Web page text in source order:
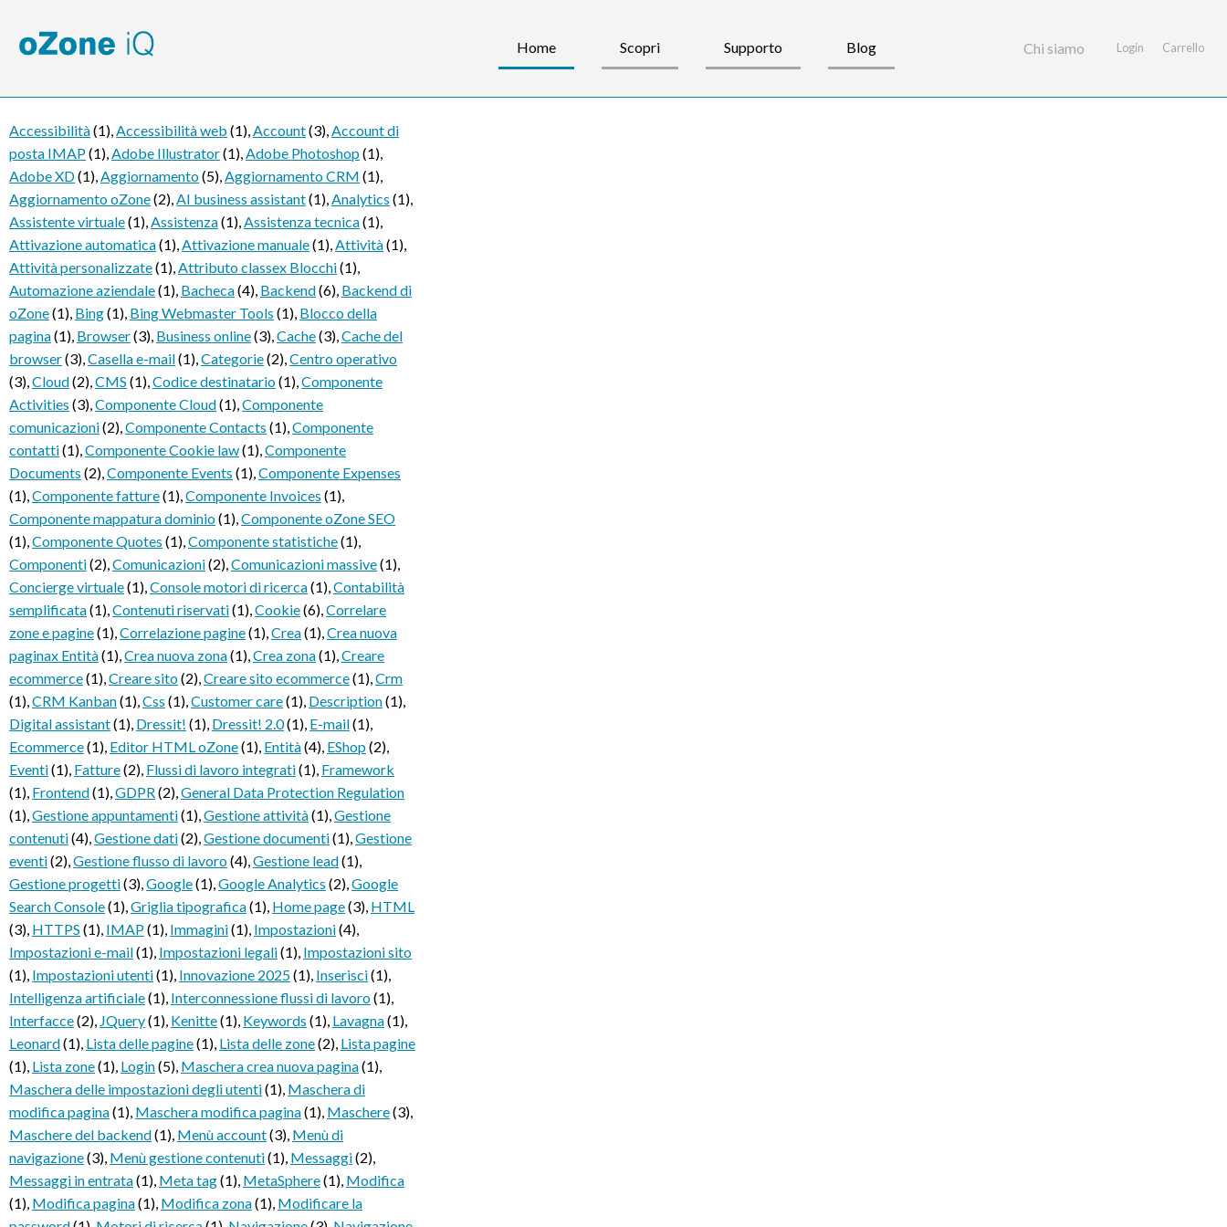
Home Scopri Supporto Blog Chi siamo Login Carrello
Accessibilità(1),Accessibilità web (1),Account(3),Account di
posta IMAP(1),Adobe Illustrator(1),Adobe Photoshop(1),
Adobe XD(1),Aggiornamento(5),Aggiornamento CRM (1),
Aggiornamento oZone(2),AI business assistant(1),Analytics (1),
Assistente virtuale(1),Assistenza(1),Assistenza tecnica(1),
Attivazione automatica(1),Attivazione manuale(1),Attività(1),
Attività personalizzate(1),Attributo classex Blocchi(1),
Automazione aziendale(1), Bacheca(4), Backend(6), Backend di
oZone(1), Bing(1), Bing Webmaster Tools (1), Blocco della
pagina(1), Browser(3), Business online(3),Cache(3),Cache del
browser(3),Casella e-mail(1),Categorie(2),Centro operativo
(3),Cloud(2),CMS (1),Codice destinatario(1),Componente
Activities (3),Componente Cloud(1),Componente
comunicazioni(2),Componente Contacts (1),Componente
contatti(1),Componente Cookie law(1),Componente
Documents (2),Componente Events (1),Componente Expenses
(1),Componente fatture(1),Componente Invoices (1),
Componente mappatura dominio(1),Componente oZone SEO
(1),Componente Quotes (1),Componente statistiche(1),
Componenti(2),Comunicazioni(2),Comunicazioni massive(1),
Concierge virtuale(1),Console motori di ricerca(1),Contabilità
semplificata(1),Contenuti riservati(1),Cookie(6),Correlare
zone e pagine(1),Correlazione pagine(1),Crea(1),Crea nuova
paginax Entità(1),Crea nuova zona(1),Crea zona(1),Creare
ecommerce(1),Creare sito(2),Creare sito ecommerce(1),Crm
(1),CRM Kanban(1),Css (1),Customer care(1), Description(1),
Digital assistant(1), Dressit! (1), Dressit! 2.0(1), E-mail(1),
Ecommerce(1), Editor HTML oZone(1), Entità(4), EShop(2),
Eventi(1), Fatture(2), Flussi di lavoro integrati(1), Framework
(1), Frontend(1),GDPR(2),General Data Protection Regulation
(1),Gestione appuntamenti(1),Gestione attività(1),Gestione
contenuti(4),Gestione dati(2),Gestione documenti(1),Gestione
eventi(2),Gestione flusso di lavoro(4),Gestione lead(1),
Gestione progetti(3),Google(1),Google Analytics (2),Google
Search Console(1),Griglia tipografica(1), Home page(3), HTML
(3), HTTPS (1), IMAP(1), Immagini(1), Impostazioni(4),
Impostazioni e-mail(1), Impostazioni legali(1), Impostazioni sito
(1), Impostazioni utenti(1), Innovazione 2025(1), Inserisci(1),
Intelligenza artificiale(1), Interconnessione flussi di lavoro(1),
Interfacce(2), JQuery(1), Kenitte(1), Keywords (1), Lavagna(1),
Leonard(1), Lista delle pagine(1), Lista delle zone(2), Lista pagine
(1), Lista zone(1), Login(5), Maschera crea nuova pagina(1),
Maschera delle impostazioni degli utenti(1), Maschera di
modifica pagina(1), Maschera modifica pagina(1), Maschere(3),
Maschere del backend(1), Menù account(3), Menù di
navigazione(3), Menù gestione contenuti(1), Messaggi(2),
Messaggi in entrata(1), Meta tag(1), MetaSphere(1), Modifica
(1), Modifica pagina(1), Modifica zona(1), Modificare la